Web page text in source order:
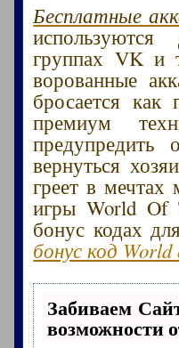
Бесплатные
группах VK и
ворованные
бросается
премиум
вернуться
греет в мечтах
игры World Of
бонус кодах
бонус код
Забиваем
возможности